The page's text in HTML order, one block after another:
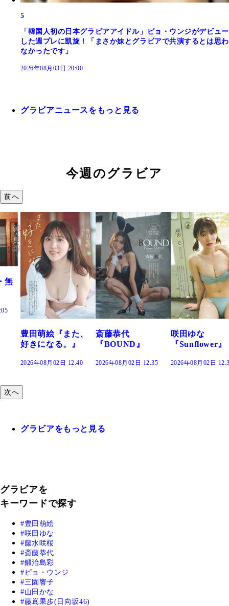
5
「韓国人初の日本グラビアアイドル」ピョ・ウンジがデビュー
した週プレに凱旋！「まさか妹とグラビアで共演するとは思わ
なかったです」
2026年08月03日 20:00
グラビアニュースをもっと見る
今週のグラビア
前へ
斎藤恭代
『BOUND』
2026年08月02日 12:35
咲田ゆな
『Sunflower』
2026年08月02日 12:30
藤水咲桜『花
だまり』
2026年08月02日
次へ
グラビアをもっと見る
グラビアを
キーワードで探す
豊田萌絵
咲田ゆな
藤水咲桜
斎藤恭代
鍛治島彩
ピョ・ウンジ
三園響子
山田かな
藤嶌果歩(日向坂46)